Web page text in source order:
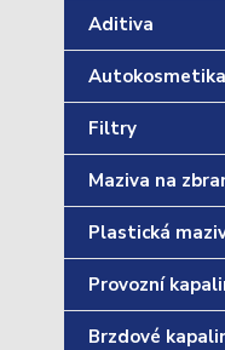
Aditiva
Autokosmetika
Filtry
Maziva na
Plastická
Provozní
Brzdové